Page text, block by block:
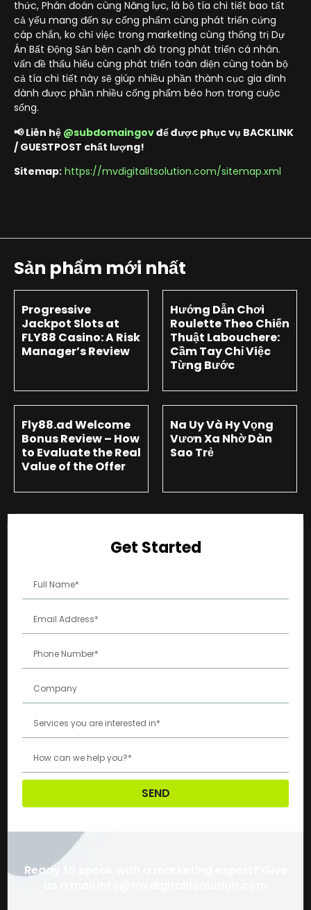
thức, Phán đoán cùng Năng lực, là bộ tía chi tiết bao tất
cả yếu mang đến sự cống phẩm cùng phát triển cứng
cáp chắn, ko chỉ việc trong marketing cùng thống trị Dự
Án Bất Động Sản bên cạnh đó trong phát triển cá nhân.
vấn đề thấu hiểu cùng phát triển toàn diện cùng toàn bộ
cả tía chi tiết này sẽ giúp nhiều phần thành cục gia đình
dành được phần nhiều cống phẩm béo hơn trong cuộc
sống.
📢 Liên hệ @subdomaingovđể được phục vụ BACKLINK
/ GUESTPOST chất lượng!
Sitemap: https://mvdigitalitsolution.com/sitemap.xml
Sản phẩm mới nhất
Progressive
Jackpot Slots at
FLY88 Casino: A Risk
Manager’s Review
Hướng Dẫn Chơi
Roulette Theo Chiến
Thuật Labouchere:
Cầm Tay Chỉ Việc
Từng Bước
Fly88.ad Welcome
Bonus Review – How
to Evaluate the Real
Value of the Offer
Na Uy Và Hy Vọng
Vươn Xa Nhờ Dàn
Sao Trẻ
Get Started
SEND
Ready to speak with a marketing expert? Give